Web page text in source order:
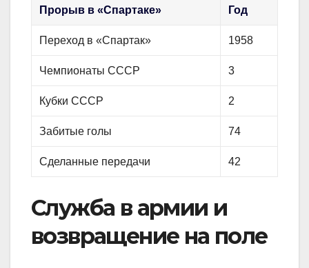
Прорыв в «Спартаке» Год
Переход в «Спартак» 1958
Чемпионаты СССР 3
Кубки СССР 2
Забитые голы 74
Сделанные передачи 42
Служба в армии и
возвращение на поле